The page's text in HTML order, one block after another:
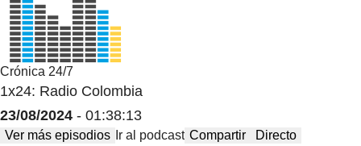
Crónica 24/7
1x24: Radio Colombia
23/08/2024 - 01:38:13
Ver más episodios Ir al podcast Compartir Directo